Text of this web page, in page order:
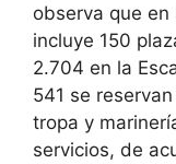
observa que
incluye 150
2.704 en la
541 se
tropa y
servicios, de